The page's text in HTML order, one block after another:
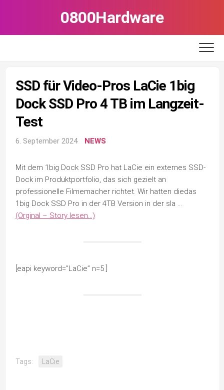
0800Hardware
SSD für Video-Pros LaCie 1big
Dock SSD Pro 4 TB im Langzeit-
Test
6. September 2024 NEWS
Mit dem 1big Dock SSD Pro hat LaCie ein externes SSD-
Dock im Produktportfolio, das sich gezielt an
professionelle Filmemacher richtet. Wir hatten diedas
1big Dock SSD Pro in der 4TB Version in der sla …
(Orginal – Story lesen…)
[eapi keyword=”LaCie” n=5 ]
Tags: LaCie